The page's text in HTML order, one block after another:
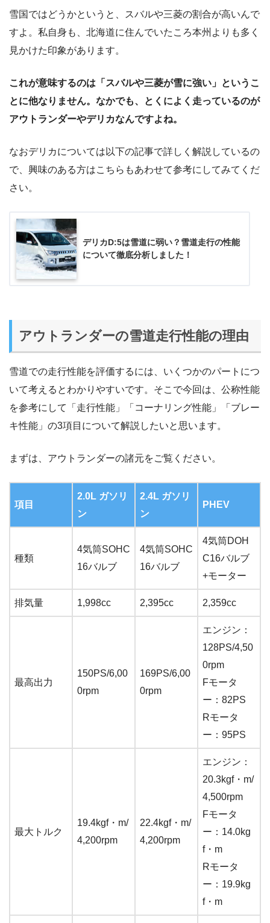
雪国ではどうかというと、スバルや三菱の割合が高いんで
すよ。私自身も、北海道に住んでいたころ本州よりも多く
見かけた印象があります。
これが意味するのは「スバルや三菱が雪に強い」というこ
とに他なりません。なかでも、とくによく走っているのが
アウトランダーやデリカなんですよね。
なおデリカについては以下の記事で詳しく解説しているの
で、興味のある方はこちらもあわせて参考にしてみてくだ
さい。
デリカD:5は雪道に弱い？雪道走行の性能
について徹底分析しました！
アウトランダーの雪道走行性能の理由
雪道での走行性能を評価するには、いくつかのパートにつ
いて考えるとわかりやすいです。そこで今回は、公称性能
を参考にして「走行性能」「コーナリング性能」「ブレー
キ性能」の3項目について解説したいと思います。
まずは、アウトランダーの諸元をご覧ください。
項目
2.0L ガソリ
ン
2.4L ガソリ
ン
PHEV
種類
4気筒SOHC
16バルブ
4気筒SOHC
16バルブ
4気筒DOH
C16バルブ
+モーター
排気量 1,998cc 2,395cc 2,359cc
最高出力
150PS/6,00
0rpm
169PS/6,00
0rpm
エンジン：
128PS/4,50
0rpm
Fモータ
ー：82PS
Rモータ
ー：95PS
最大トルク
19.4kgf・m/
4,200rpm
22.4kgf・m/
4,200rpm
エンジン：
20.3kgf・m/
4,500rpm
Fモータ
ー：14.0kg
f・m
Rモータ
ー：19.9kg
f・m